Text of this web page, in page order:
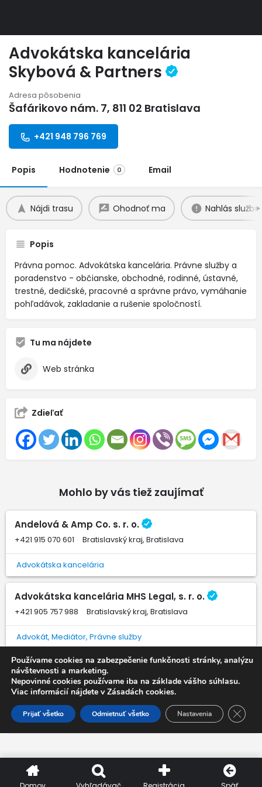
Advokátska kancelária
Skybová & Partners
Adresa pôsobenia
Šafárikovo nám. 7, 811 02 Bratislava
+421 948 796 769
Popis Hodnotenie 0 Email
Nájdi trasu Ohodnoť ma Nahlás službu
Popis
Právna pomoc. Advokátska kancelária. Právne služby a
poradenstvo - občianske, obchodné, rodinné, ústavné,
trestné, dedičské, pracovné a správne právo, vymáhanie
pohľadávok, zakladanie a rušenie spoločností.
Tu ma nájdete
Web stránka
Zdieľať
Mohlo by vás tiež zaujímať
Andelová & Amp Co. s. r. o.
+421 915 070 601 Bratislavský kraj, Bratislava
Advokátska kancelária
Advokátska kancelária MHS Legal, s. r. o.
+421 905 757 988 Bratislavský kraj, Bratislava
Advokát, Mediátor, Právne služby
Advokátska kancelária Mgr. Štefan Rybovič, s.r.o.
+421 907 941 484 Prešovský kraj, Stará Ľubovňa
Advokát, Mediátor, Právne služby
Používame cookies na zabezpečenie funkčnosti stránky, analýzu
návštevnosti a marketing.
Nepovinné cookies používame iba na základe vášho súhlasu.
Viac informácií nájdete v Zásadách cookies.
Prijať všetko Odmietnuť všetko Nastavenia Close